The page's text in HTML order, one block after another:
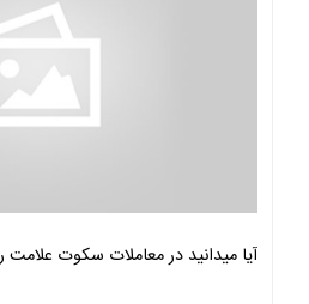
آیا میدانید در معاملات سکوت